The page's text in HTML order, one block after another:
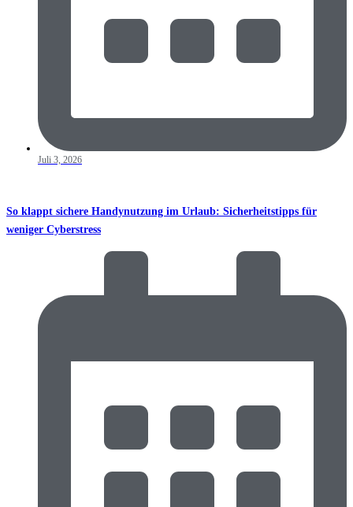
Juli 3, 2026
So klappt sichere Handynutzung im Urlaub: Sicherheitstipps für
weniger Cyberstress